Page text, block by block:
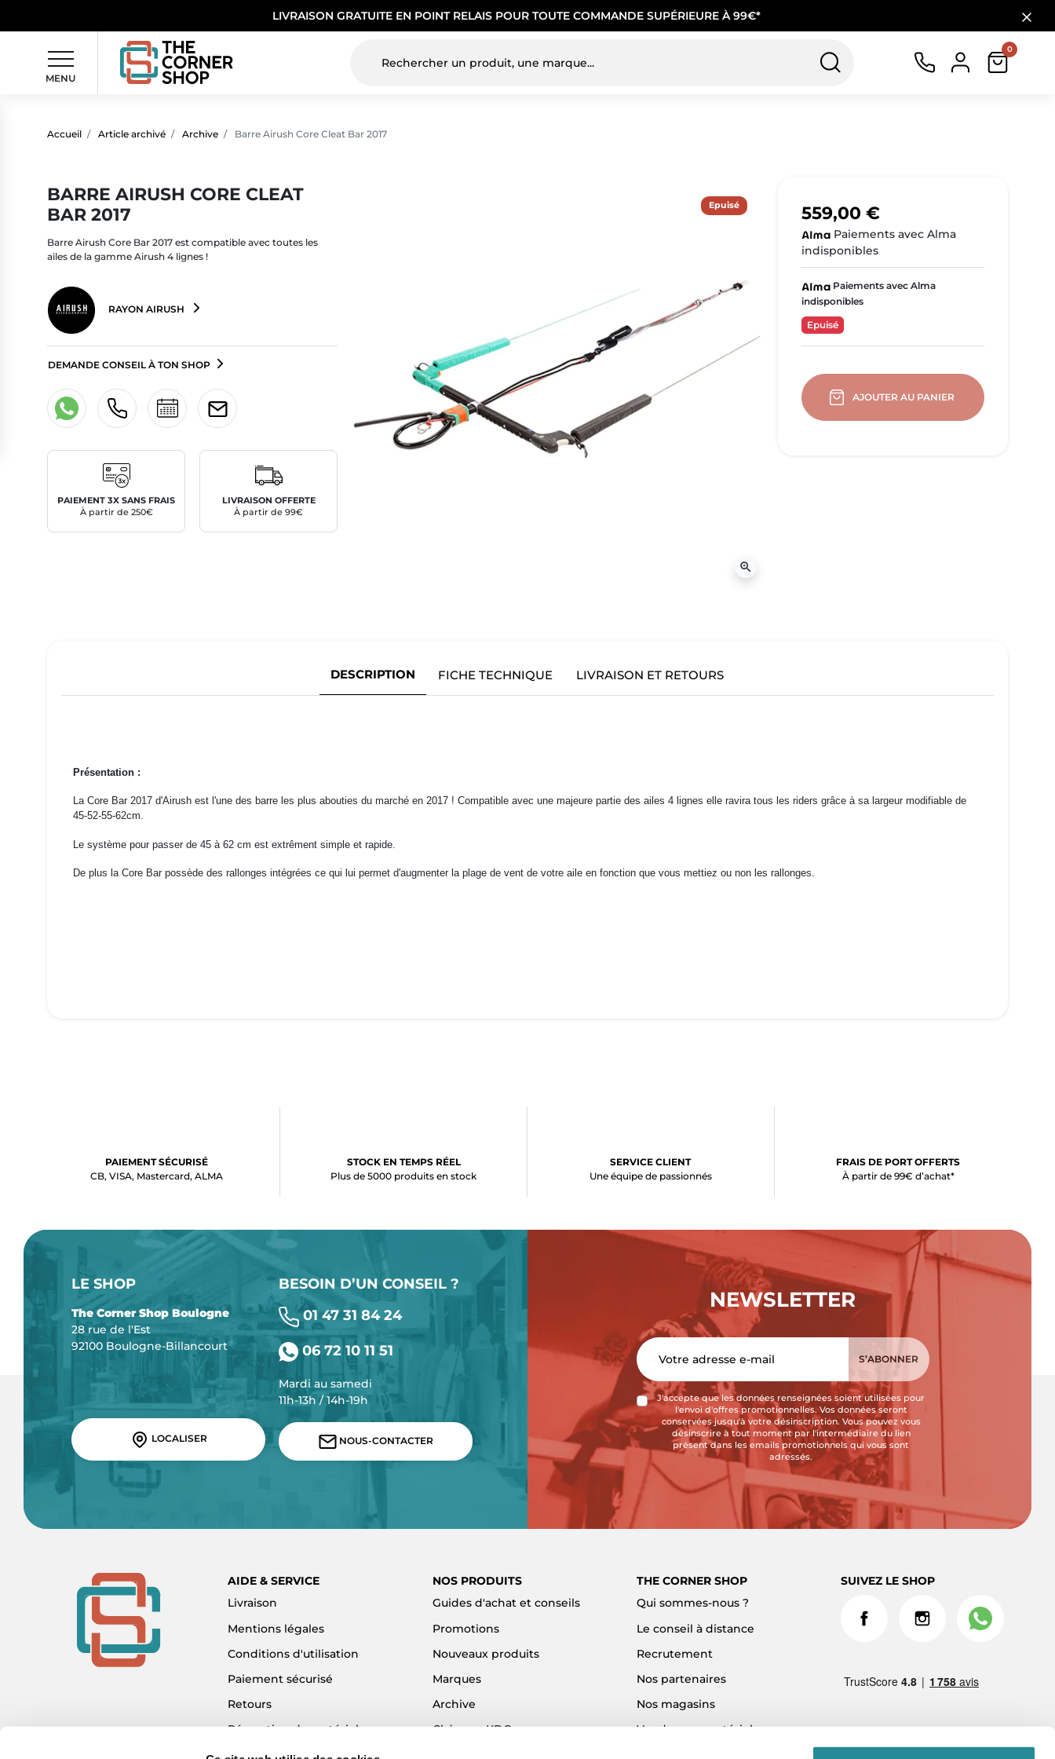
LIVRAISON GRATUITE EN POINT RELAIS POUR TOUTE COMMANDE SUPÉRIEURE À 99€*
MENU
0
Accueil Article archivé Archive Barre Airush Core Cleat Bar 2017
Epuisé
zoom_in
BARRE AIRUSH CORE CLEAT
BAR 2017
Barre Airush Core Bar 2017 est compatible avec toutes les
ailes de la gamme Airush 4 lignes !
RAYON AIRUSH
DEMANDE CONSEIL À TON SHOP
PAIEMENT 3X SANS FRAIS
À partir de 250€
LIVRAISON OFFERTE
À partir de 99€
559,00 €
Paiements avec Alma
indisponibles
Paiements avec Alma
indisponibles
Epuisé
AJOUTER AU PANIER
DESCRIPTION FICHE TECHNIQUE LIVRAISON ET RETOURS
Présentation :
La Core Bar 2017 d'Airush est l'une des barre les plus abouties du marché en 2017 ! Compatible avec une majeure partie des ailes 4 lignes elle ravira tous les riders grâce à sa largeur modifiable de
45-52-55-62cm.
Le système pour passer de 45 à 62 cm est extrêment simple et rapide.
De plus la Core Bar possède des rallonges intégrées ce qui lui permet d'augmenter la plage de vent de votre aile en fonction que vous mettiez ou non les rallonges.
PAIEMENT SÉCURISÉ
CB, VISA, Mastercard, ALMA
STOCK EN TEMPS RÉEL
Plus de 5000 produits en stock
SERVICE CLIENT
Une équipe de passionnés
FRAIS DE PORT OFFERTS
À partir de 99€ d’achat*
LE SHOP
The Corner Shop Boulogne
28 rue de l'Est
92100 Boulogne-Billancourt
LOCALISER
BESOIN D’UN CONSEIL ?
01 47 31 84 24
06 72 10 11 51
Mardi au samedi
11h-13h / 14h-19h
NOUS-CONTACTER
NEWSLETTER
J'accepte que les données renseignées soient utilisées pour
l'envoi d'offres promotionnelles. Vos données seront
conservées jusqu'à votre désinscription. Vous pouvez vous
désinscrire à tout moment par l'intermédiaire du lien
présent dans les emails promotionnels qui vous sont
adressés.
AIDE & SERVICE
Livraison
Mentions légales
Conditions d'utilisation
Paiement sécurisé
Retours
Réparation de matériel
Détaxe - Tax Refund
NOS PRODUITS
Guides d'achat et conseils
Promotions
Nouveaux produits
Marques
Archive
Chèques KDO
THE CORNER SHOP
Qui sommes-nous ?
Le conseil à distance
Recrutement
Nos partenaires
Nos magasins
Vendre son matériel
SUIVEZ LE SHOP